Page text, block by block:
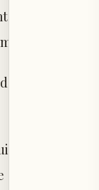
J’ai évolué
que
le feu de
pourrait